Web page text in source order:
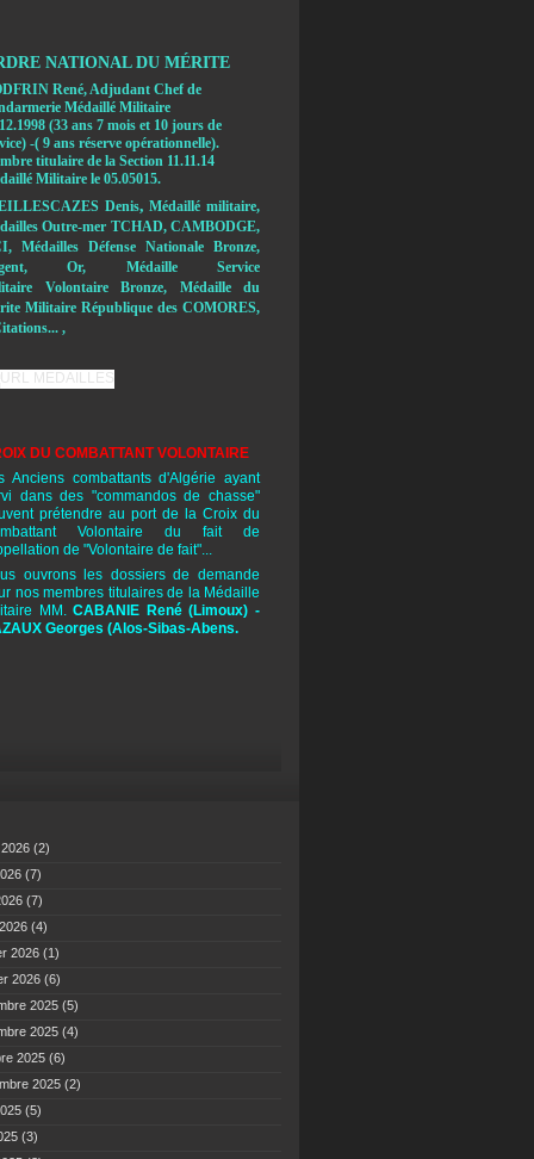
NATIONAL DU MÉRITE
René, Adjudant Chef de
Médaillé Militaire
(33 ans 7 mois et 10 jours de
-( 9 ans réserve opérationnelle).
titulaire de la Section 11.11.14
Militaire le 05.05015.
Denis, Médaillé militaire,
Outre-mer TCHAD, CAMBODGE,
Médailles Défense Nationale Bronze,
Or, Médaille Service
Volontaire Bronze, Médaille du
Militaire République des COMORES,
,
DU COMBATTANT VOLONTAIRE
Anciens combattants d'Algérie ayant
dans des "commandos de chasse"
prétendre au port de la Croix du
Volontaire du fait de
de "Volontaire de fait"...
ouvrons les dossiers de demande
nos membres titulaires de la Médaille
MM. CABANIE René(Limoux) -
Georges (Alos-Sibas-Abens.
(2)
(7)
(7)
(4)
2026 (1)
2026 (6)
2025 (5)
2025 (4)
2025 (6)
2025 (2)
(5)
(3)